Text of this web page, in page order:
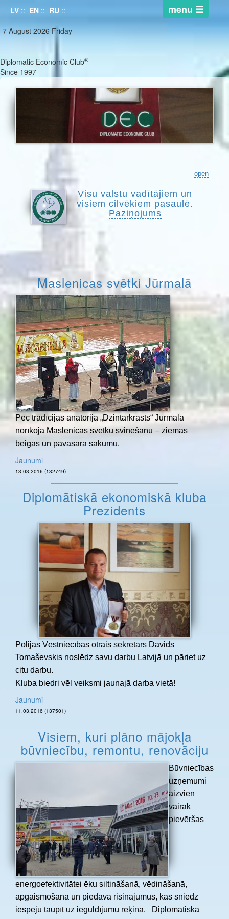
LV :: EN :: RU ::
7 August 2026 Friday
Diplomatic Economic Club®
Since 1997
open
Visu valstu vadītājiem un
visiem cilvēkiem pasaulē.
Paziņojums
Maslenicas svētki Jūrmalā
Pēc tradīcijas anatorija „Dzintarkrasts“ Jūrmalā
norīkoja Maslenicas svētku svinēšanu – ziemas
beigas un pavasara sākumu.
Jaunumi
13.03.2016 (132749)
Diplomātiskā ekonomiskā kluba
Prezidents
Polijas Vēstniecības otrais sekretārs Davids
Tomaševskis noslēdz savu darbu Latvijā un pāriet uz
citu darbu.
Kluba biedri vēl veiksmi jaunajā darba vietā!
Jaunumi
11.03.2016 (137501)
Visiem, kuri plāno mājokļa
būvniecību, remontu, renovāciju
Būvniecības
uzņēmumi
aizvien
vairāk
pievēršas
energoefektivitātei ēku siltināšanā, vēdināšanā,
apgaismošanā un piedāvā risinājumus, kas sniedz
iespēju taupīt uz ieguldījumu rēķina. Diplomātiskā